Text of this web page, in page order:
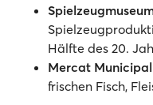
Hälfte des 20.
Mercat
frischen Fisch,